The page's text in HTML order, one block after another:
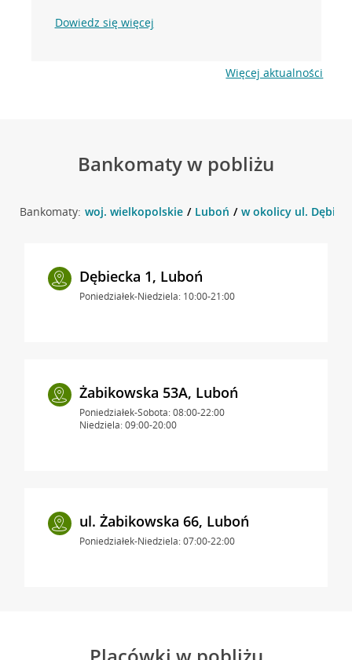
Dowiedz się więcej
Więcej aktualności
Bankomaty w pobliżu
Bankomaty: woj. wielkopolskie Luboń w okolicy ul.
Dębiecka 1, Luboń
Poniedziałek-Niedziela: 10:00-21:00
Żabikowska 53A, Luboń
Poniedziałek-Sobota: 08:00-22:00
Niedziela: 09:00-20:00
ul. Żabikowska 66, Luboń
Poniedziałek-Niedziela: 07:00-22:00